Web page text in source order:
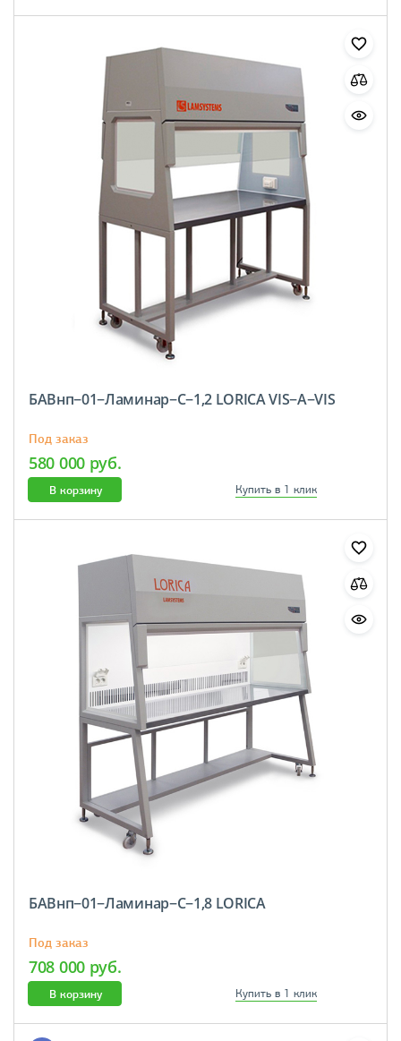
БАВнп−01−Ламинар−С−1,2 LORICA VIS−А−VIS
Под заказ
580 000 руб.
В корзину Купить в 1 клик
БАВнп−01−Ламинар−С−1,8 LORICA
Под заказ
708 000 руб.
В корзину Купить в 1 клик